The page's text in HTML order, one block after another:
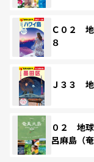
Ｃ０２
８
Ｊ３３
０２ 地
呂麻島（